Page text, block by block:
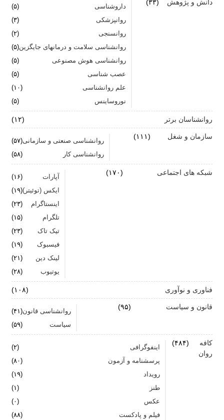
جنگ اضطراب با مواد خوراکی
اضطراب را برای خود پر رنگ نکنید
برای بهبود سلامت روان لازم است روزانه از آن مراقبت
دانش و پژوهش (۳۳)
داروشناسی
(۵)
روانپزشکی
(۳)
روانسنجی
(۲)
روانشناسی سلامت و درمانهای جایگزین(۵)
روانشناسی هوش مصنوعی
(۵)
عصب شناسی
(۵)
علم روانشناسی
(۱۰)
نوروساینس
(۵)
روانشناسان برتر (۱۲)
سازمان و شغل (۱۱۱)
روانشناسی صنعتی و سازمانی(۵۷)
روانشناسی کار
(۵۸)
شبکه های اجتماعی (۱۷۰)
آپارات
(۱۶)
ایکس (توئیتر)(۱۹)
اینستاگرام
(۲۳)
تلگرام
(۱۵)
تیک تاک
(۲۳)
فیسبوک
(۱۹)
لینک دین
(۲۱)
یوتیوب
(۲۸)
فناوری و نوآوری (۱۰۸)
قانون و سیاست (۹۵)
روانشناسی قانون(۴۱)
سیاست
(۵۹)
کافه
روان
(۴۸۴)
اینفوگرافی
(۲)
پرسشنامه و آزمون
(۸۰)
رویداد
(۱۹)
طنز
(۱)
عکس
(۰)
فیلم و پادکست
(۸۸)